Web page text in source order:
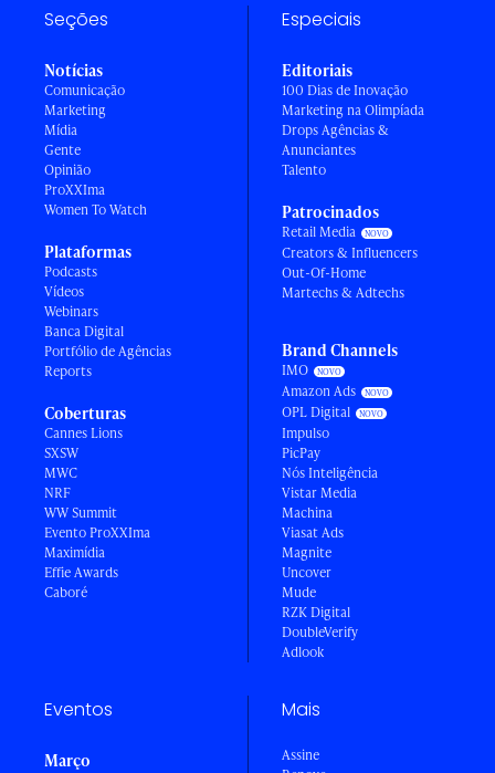
Seções
Notícias
Comunicação
Marketing
Mídia
Gente
Opinião
ProXXIma
Women To Watch
Plataformas
Podcasts
Vídeos
Webinars
Banca Digital
Portfólio de Agências
Reports
Coberturas
Cannes Lions
SXSW
MWC
NRF
WW Summit
Evento ProXXIma
Maximídia
Effie Awards
Caboré
Especiais
Editoriais
100 Dias de Inovação
Marketing na Olimpíada
Drops Agências &
Anunciantes
Talento
Patrocinados
Retail Media
Creators & Influencers
Out-Of-Home
Martechs & Adtechs
Brand Channels
IMO
Amazon Ads
OPL Digital
Impulso
PicPay
Nós Inteligência
Vistar Media
Machina
Viasat Ads
Magnite
Uncover
Mude
RZK Digital
DoubleVerify
Adlook
Eventos
Março
Mais
Assine